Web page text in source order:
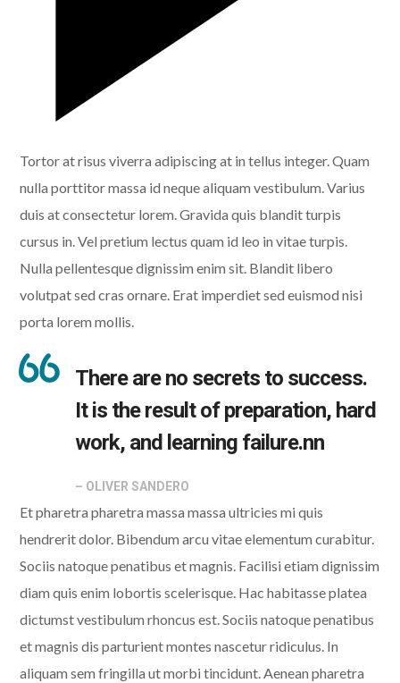
Tortor at risus viverra adipiscing at in tellus integer. Quam
nulla porttitor massa id neque aliquam vestibulum. Varius
duis at consectetur lorem. Gravida quis blandit turpis
cursus in. Vel pretium lectus quam id leo in vitae turpis.
Nulla pellentesque dignissim enim sit. Blandit libero
volutpat sed cras ornare. Erat imperdiet sed euismod nisi
porta lorem mollis.
There are no secrets to success.
It is the result of preparation, hard
work, and learning failure.nn
– OLIVER SANDERO
Et pharetra pharetra massa massa ultricies mi quis
hendrerit dolor. Bibendum arcu vitae elementum curabitur.
Sociis natoque penatibus et magnis. Facilisi etiam dignissim
diam quis enim lobortis scelerisque. Hac habitasse platea
dictumst vestibulum rhoncus est. Sociis natoque penatibus
et magnis dis parturient montes nascetur ridiculus. In
aliquam sem fringilla ut morbi tincidunt. Aenean pharetra